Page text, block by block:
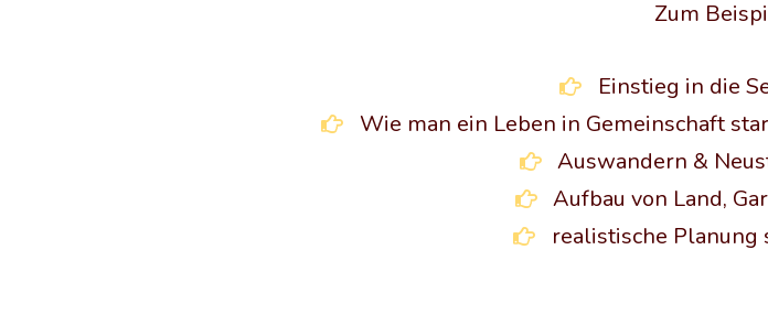
Zum
Einstieg in die
Wie man ein Leben in Gemeinschaft
Auswandern &
Aufbau von Land,
realistische